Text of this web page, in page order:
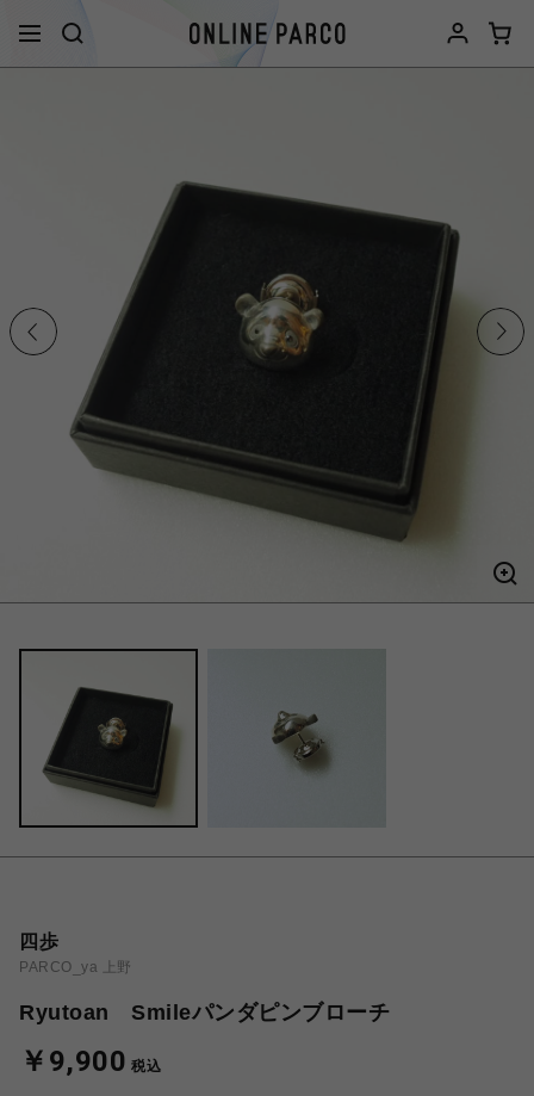
四歩
PARCO_ya 上野
Ryutoan Smileパンダピンブローチ
￥9,900 税込